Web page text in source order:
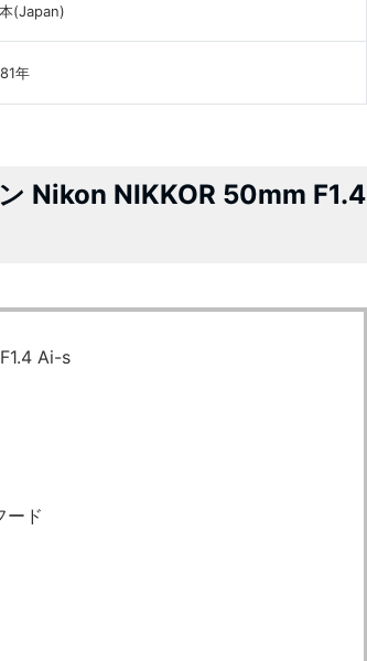
(Japan)
年
Nikon NIKKOR 50mm F1.4
Ai-s
ード